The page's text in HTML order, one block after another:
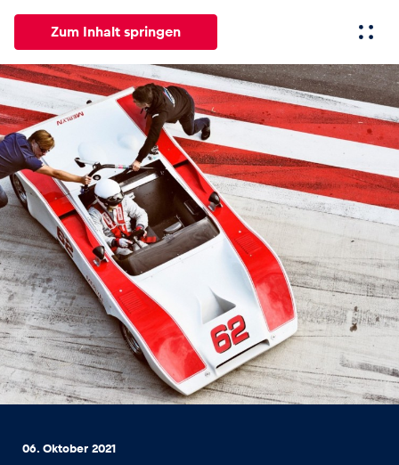
Zum Inhalt springen
Alle Events Erlebnisse Seiten
News
Alle anzeigen
Events
Alle anzeigen
06. Oktober 2021